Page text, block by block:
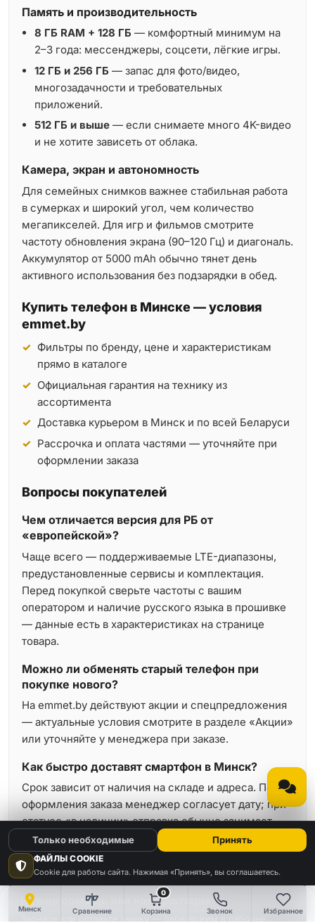
Минск Сравнение
0
Корзина Звонок Избранное
Память и производительность
8 ГБ RAM + 128 ГБ — комфортный минимум на
2–3 года: мессенджеры, соцсети, лёгкие игры.
12 ГБ и 256 ГБ — запас для фото/видео,
многозадачности и требовательных
приложений.
512 ГБ и выше — если снимаете много 4K-видео
и не хотите зависеть от облака.
Камера, экран и автономность
Для семейных снимков важнее стабильная работа
в сумерках и широкий угол, чем количество
мегапикселей. Для игр и фильмов смотрите
частоту обновления экрана (90–120 Гц) и диагональ.
Аккумулятор от 5000 mAh обычно тянет день
активного использования без подзарядки в обед.
Купить телефон в Минске — условия
emmet.by
Фильтры по бренду, цене и характеристикам
прямо в каталоге
Официальная гарантия на технику из
ассортимента
Доставка курьером в Минск и по всей Беларуси
Рассрочка и оплата частями — уточняйте при
оформлении заказа
Вопросы покупателей
Чем отличается версия для РБ от
«европейской»?
Чаще всего — поддерживаемые LTE-диапазоны,
предустановленные сервисы и комплектация.
Перед покупкой сверьте частоты с вашим
оператором и наличие русского языка в прошивке
— данные есть в характеристиках на странице
товара.
Можно ли обменять старый телефон при
покупке нового?
На emmet.by действуют акции и спецпредложения
— актуальные условия смотрите в разделе «Акции»
или уточняйте у менеджера при заказе.
Как быстро доставят смартфон в Минск?
Срок зависит от наличия на складе и адреса. После
оформления заказа менеджер согласует дату; при
статусе «в наличии» отправка обычно занимает
минимальное время.
Нужна помощь или консультация?
ФАЙЛЫ COOKIE
Cookie для работы сайта. Нажимая «Принять», вы соглашаетесь.
Только необходимые Принять